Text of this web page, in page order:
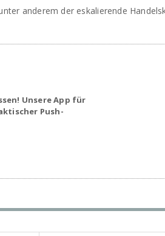
anderem der eskalierende
Unsere App für
Push-